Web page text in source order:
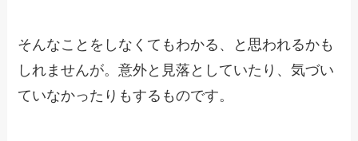
そんなことをしなくてもわかる、と思われるかも
しれませんが。意外と見落としていたり、気づい
ていなかったりもするものです。